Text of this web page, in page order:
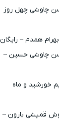
چاوشی چهل روز
همدم – رایگان
چاوشی حسین –
خورشید و ماه
قمیشی بارون –